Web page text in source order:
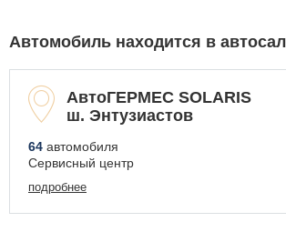
Автомобиль находится в
АвтоГЕРМЕС SOLARIS
ш. Энтузиастов
64 автомобиля
Сервисный центр
подробнее